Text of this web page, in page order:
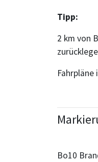
Tipp:
2 km von
Bo10